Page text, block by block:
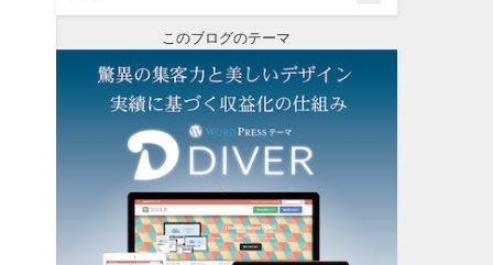
このブログのテーマ